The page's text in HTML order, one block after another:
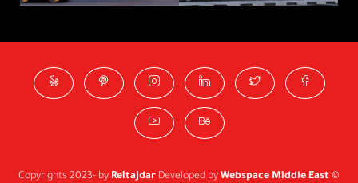
© Copyrights 2023- by
Reitajdar Developed by Webspace Middle East